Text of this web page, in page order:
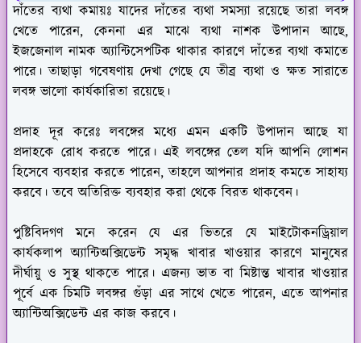
দাঁতের ব্যথা কমায়ঃ যাদের দাঁতের ব্যথা সমস্যা রয়েছে তারা লবঙ্গ
খেতে পারেন, কেননা এর মাঝে ব্যথা নাশক উপাদান আছে,
ইজজেনাল নামক অ্যান্টিসেপটিক থাকার কারণে দাঁতের ব্যথা কমাতে
পারে। তাছাড়া গবেষণায় দেখা গেছে যে তীব্র ব্যথা ও ক্ষত সারাতে
লবঙ্গ ভালো কার্যকারিতা রয়েছে।
প্রদাহ দূর করেঃ লবঙ্গের মধ্যে এমন একটি উপাদান আছে যা
প্রদাহকে রোধ করতে পারে। এই লবঙ্গের তেল যদি আপনি লোশন
হিসেবে ব্যবহার করতে পারেন, তাহলে আপনার প্রদাহ কমতে সাহায্য
করবে। তবে অতিরিক্ত ব্যবহার করা থেকে বিরত থাকবেন।
পুষ্টিবিদগণ মনে করেন যে এর ভিতরে যে মাইটোকনড্রিয়াল
কার্যকলাপ অ্যান্টিঅক্সিডেন্ট সমৃদ্ধ খাবার খাওয়ার কারণে মানুষের
দীর্ঘায়ু ও সুস্থ থাকতে পারে। এজন্য ভাত বা মিষ্টান্ত খাবার খাওয়ার
পূর্বে এক চিমটি লবঙ্গর গুঁড়া এর সাথে খেতে পারেন, এতে আপনার
অ্যান্টিঅক্সিডেন্ট এর কাজ করবে।